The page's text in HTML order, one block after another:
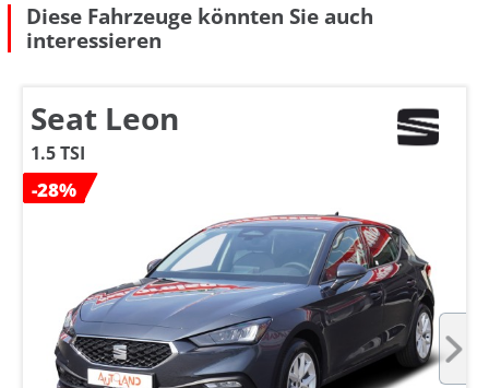
Diese Fahrzeuge könnten Sie auch
interessieren
Seat Leon
1.5 TSI
-28%